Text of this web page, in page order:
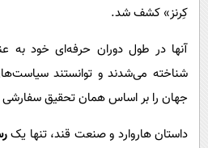
کِرنز» کشف شد.
آنها در طول دوران حرفه‌ای خود به
شناخته می‌شدند و توانستند
جهان را بر اساس همان تحقیق
داستان هاروارد و صنعت قند، تنها یک